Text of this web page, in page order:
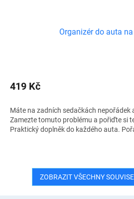
Organizér do auta
419 Kč
Máte na zadních sedačkách nepořádek
Zamezte tomuto problému a pořiďte si
Praktický doplněk do každého auta.
ZOBRAZIT VŠECHNY